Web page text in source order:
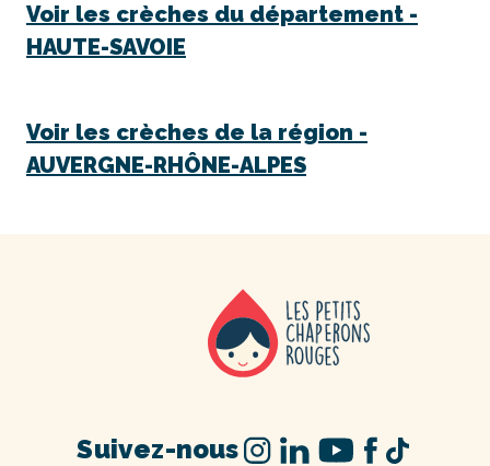
Voir les crèches du département -
HAUTE-SAVOIE
Voir les crèches de la région -
AUVERGNE-RHÔNE-ALPES
Suivez-nous